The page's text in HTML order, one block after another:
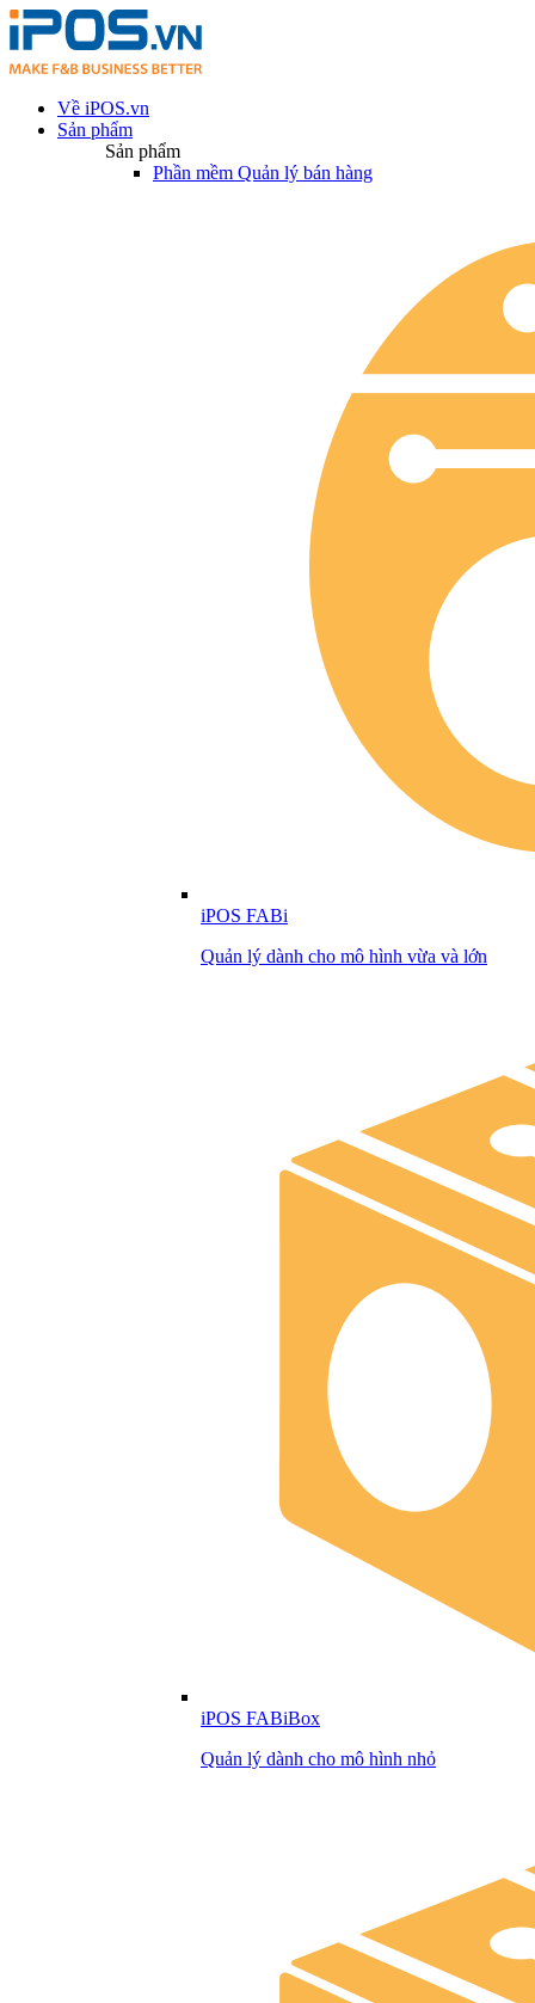
Về iPOS.vn
Sản phẩm
Sản phẩm
Phần mềm Quản lý bán hàng
iPOS FABi
Quản lý dành cho mô hình vừa và lớn
iPOS FABiBox
Quản lý dành cho mô hình nhỏ